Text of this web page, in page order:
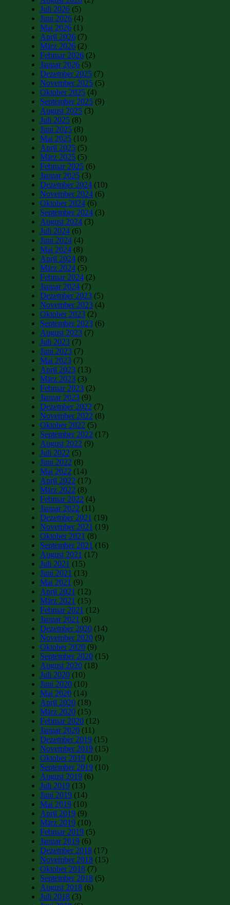
Juli 2026 (5)
Juni 2026 (4)
Mai 2026 (1)
April 2026 (7)
März 2026 (2)
Februar 2026 (2)
Januar 2026 (5)
Dezember 2025 (7)
November 2025 (5)
Oktober 2025 (4)
September 2025 (9)
August 2025 (3)
Juli 2025 (8)
Juni 2025 (8)
Mai 2025 (10)
April 2025 (5)
März 2025 (5)
Februar 2025 (6)
Januar 2025 (3)
Dezember 2024 (10)
November 2024 (6)
Oktober 2024 (6)
September 2024 (3)
August 2024 (3)
Juli 2024 (6)
Juni 2024 (4)
Mai 2024 (8)
April 2024 (8)
März 2024 (5)
Februar 2024 (2)
Januar 2024 (7)
Dezember 2023 (5)
November 2023 (4)
Oktober 2023 (2)
September 2023 (6)
August 2023 (7)
Juli 2023 (7)
Juni 2023 (7)
Mai 2023 (7)
April 2023 (13)
März 2023 (3)
Februar 2023 (2)
Januar 2023 (9)
Dezember 2022 (7)
November 2022 (8)
Oktober 2022 (5)
September 2022 (17)
August 2022 (9)
Juli 2022 (5)
Juni 2022 (8)
Mai 2022 (14)
April 2022 (17)
März 2022 (8)
Februar 2022 (4)
Januar 2022 (11)
Dezember 2021 (19)
November 2021 (19)
Oktober 2021 (8)
September 2021 (16)
August 2021 (17)
Juli 2021 (15)
Juni 2021 (13)
Mai 2021 (9)
April 2021 (12)
März 2021 (15)
Februar 2021 (12)
Januar 2021 (9)
Dezember 2020 (14)
November 2020 (9)
Oktober 2020 (9)
September 2020 (15)
August 2020 (18)
Juli 2020 (10)
Juni 2020 (10)
Mai 2020 (14)
April 2020 (18)
März 2020 (15)
Februar 2020 (12)
Januar 2020 (11)
Dezember 2019 (15)
November 2019 (15)
Oktober 2019 (10)
September 2019 (10)
August 2019 (6)
Juli 2019 (13)
Juni 2019 (14)
Mai 2019 (10)
April 2019 (9)
März 2019 (10)
Februar 2019 (5)
Januar 2019 (6)
Dezember 2018 (17)
November 2018 (15)
Oktober 2018 (7)
September 2018 (5)
August 2018 (6)
Juli 2018 (3)